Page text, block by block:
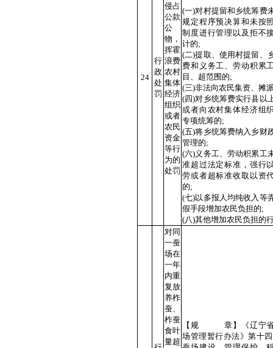
24
行
政
处
罚
侵占
公款
公
物，
挥霍
浪费
农村
集体
经济
组织
或者
农民
资金
等行
为的
处罚
(一)对村提留和乡统筹费
规定程序预决算和未按
制度进行管理以及拒不
计的;
(二)提取、使用村提留、
费和义务工、劳动积累
目、超范围的;
(三)非法向农民集资、摊
(四)对乡统筹费实行县以
或者向农村集体经济组
专项统筹的;
(五)将乡统筹费纳入乡财
管理的;
(六)义务工、劳动积累工
准超过法定标准，强行
劳或者超标准收取以资
的;
(七)以多报人均纯收入等
假手段增加农民负担的;
(八)其他增加农民负担的
对同
一蚕
场在
一年
内重
复放
养柞
蚕、
柞蚕
食叶
量超
【规 章】《辽宁省
场管理暂行办法》第十